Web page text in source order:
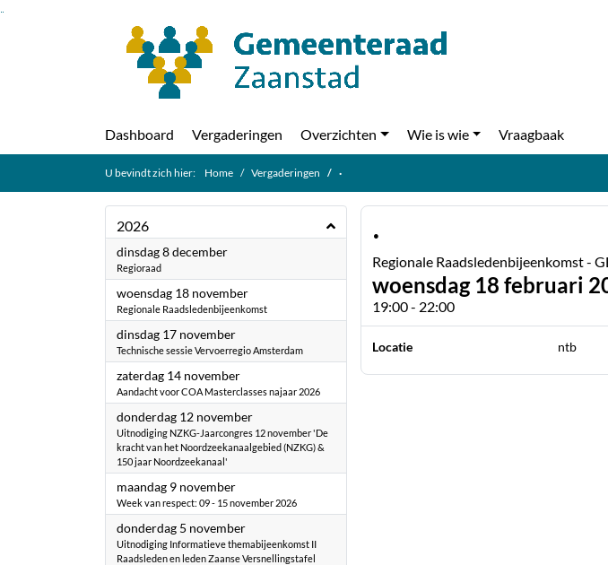
Ga naar de inhoud van deze pagina
Dashboard Vergaderingen Overzichten Wie is wie Vraagbaak
U bevindt zich hier: Home Vergaderingen ·
2026
dinsdag 8 december2026
Regioraad
woensdag 18 november2026
Regionale Raadsledenbijeenkomst
dinsdag 17 november2026
Technische sessie Vervoerregio Amsterdam
zaterdag 14 november2026
Aandacht voor COA Masterclasses najaar 2026
donderdag 12 november2026
Uitnodiging NZKG-Jaarcongres 12 november 'De
kracht van het Noordzeekanaalgebied (NZKG) &
150 jaar Noordzeekanaal'
maandag 9 november2026
Week van respect: 09 - 15 november 2026
donderdag 5 november2026
Uitnodiging Informatieve themabijeenkomst II
Raadsleden en leden Zaanse Versnellingstafel
·
Regionale Raadsledenbijeenkomst -
woensdag 18 februari
19:00 - 22:00
Locatie ntb